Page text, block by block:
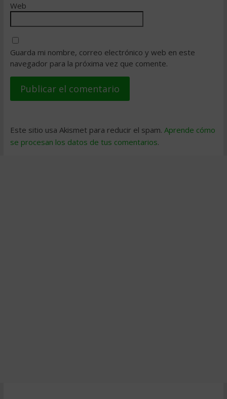
Web
Guarda mi nombre, correo electrónico y web en este
navegador para la próxima vez que comente.
Este sitio usa Akismet para reducir el spam. Aprende cómo
se procesan los datos de tus comentarios.